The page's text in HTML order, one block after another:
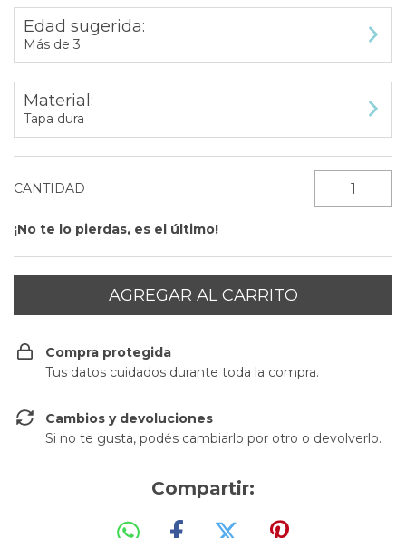
Edad sugerida:
Más de 3
Material:
Tapa dura
CANTIDAD
¡No te lo pierdas, es el último!
Compra protegida
Tus datos cuidados durante toda la compra.
Cambios y devoluciones
Si no te gusta, podés cambiarlo por otro o devolverlo.
Compartir: